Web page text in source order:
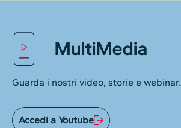
MultiMedia
Guarda i nostri video, storie e webinar.
Accedi a Youtube